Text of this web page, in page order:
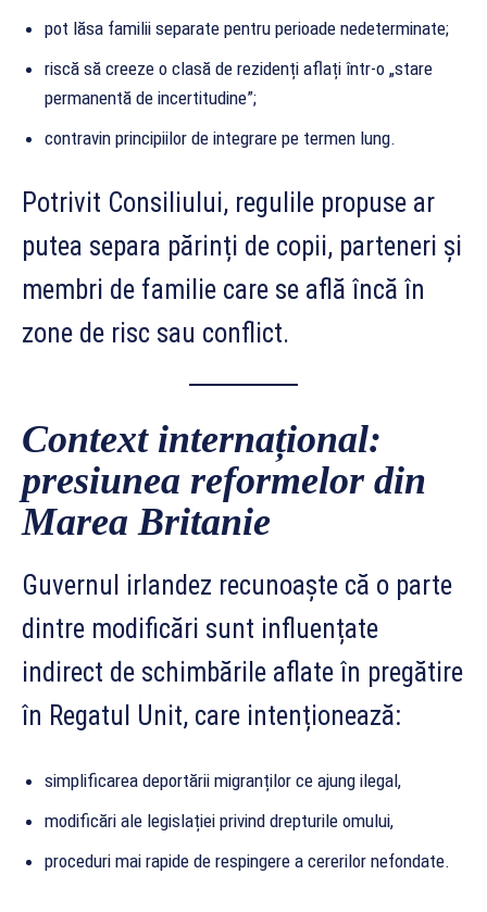
pot lăsa familii separate pentru perioade nedeterminate;
riscă să creeze o clasă de rezidenți aflați într-o „stare
permanentă de incertitudine”;
contravin principiilor de integrare pe termen lung.
Potrivit Consiliului, regulile propuse ar
putea separa părinți de copii, parteneri și
membri de familie care se află încă în
zone de risc sau conflict.
Context internațional:
presiunea reformelor din
Marea Britanie
Guvernul irlandez recunoaște că o parte
dintre modificări sunt influențate
indirect de schimbările aflate în pregătire
în Regatul Unit, care intenționează:
simplificarea deportării migranților ce ajung ilegal,
modificări ale legislației privind drepturile omului,
proceduri mai rapide de respingere a cererilor nefondate.